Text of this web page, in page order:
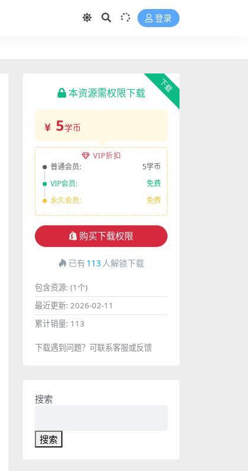
登录
下载
本资源需权限下载
5学币
VIP折扣
普通会员:
5学币
VIP会员:
免费
永久会员:
免费
购买下载权限
已有 113人解锁下载
包含资源: (1个)
最近更新: 2026-02-11
累计销量: 113
下载遇到问题？可联系客服或反馈
搜索
搜索